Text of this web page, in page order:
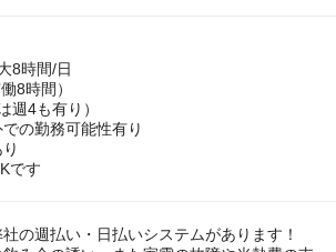
8時間/日
8時間）
4も有り）
の勤務可能性有り
です
の週払い・日払いシステムがあります！